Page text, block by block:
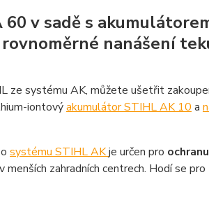
v sadě s
nanášení
systému AK, můžete ušetřit
iontovýakumulátor STIHL AK 10 a
systému STIHL AKje určen pro
menších zahradních centrech. Hodí se pro